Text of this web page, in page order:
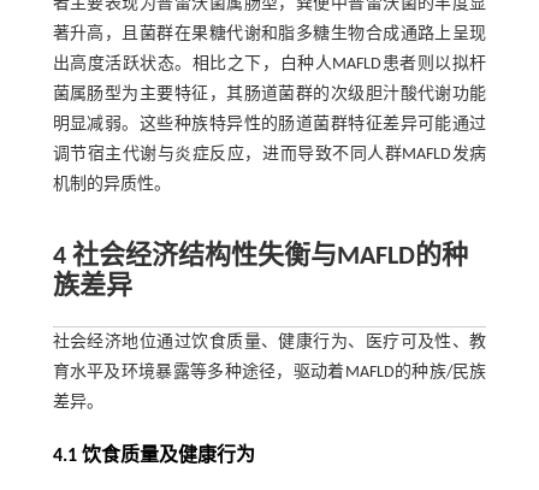
者主要表现为普雷沃菌属肠型，粪便中普雷沃菌的丰度显
著升高，且菌群在果糖代谢和脂多糖生物合成通路上呈现
出高度活跃状态。相比之下，白种人MAFLD患者则以拟杆
菌属肠型为主要特征，其肠道菌群的次级胆汁酸代谢功能
明显减弱。这些种族特异性的肠道菌群特征差异可能通过
调节宿主代谢与炎症反应，进而导致不同人群MAFLD发病
机制的异质性。
4 社会经济结构性失衡与MAFLD的种
族差异
社会经济地位通过饮食质量、健康行为、医疗可及性、教
育水平及环境暴露等多种途径，驱动着MAFLD的种族/民族
差异。
4.1 饮食质量及健康行为